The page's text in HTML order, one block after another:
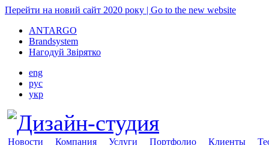
Перейти на новий сайт 2020 року | Go to the new website
ANTARGO
Brandsystem
Нагодуй Звірятко
eng
рус
укр
Новости Компания Услуги Портфолио Клиенты